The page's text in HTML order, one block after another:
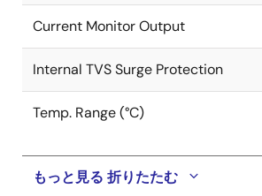
Current Monitor Output
Internal TVS Surge Protection
Temp. Range (°C)
もっと見る 折りたたむ